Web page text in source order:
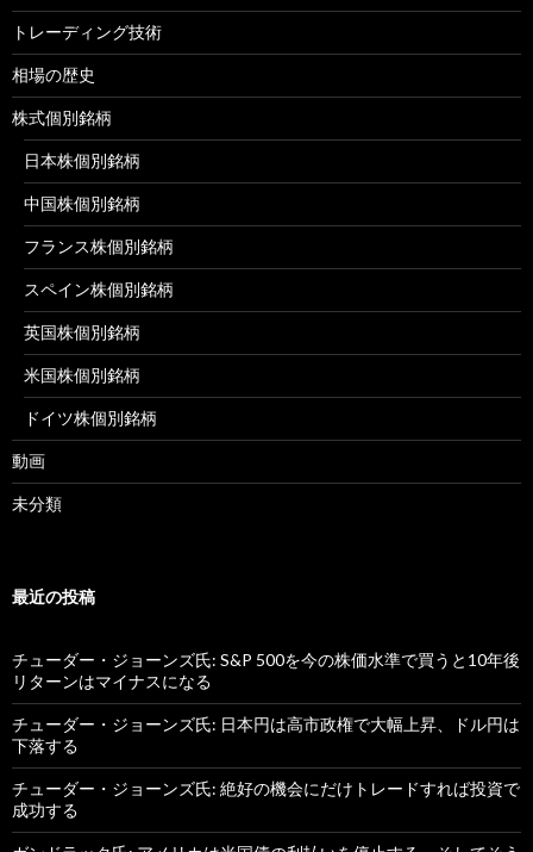
トレーディング技術
相場の歴史
株式個別銘柄
日本株個別銘柄
中国株個別銘柄
フランス株個別銘柄
スペイン株個別銘柄
英国株個別銘柄
米国株個別銘柄
ドイツ株個別銘柄
動画
未分類
最近の投稿
チューダー・ジョーンズ氏: S&P 500を今の株価水準で買うと10年後
リターンはマイナスになる
チューダー・ジョーンズ氏: 日本円は高市政権で大幅上昇、ドル円は
下落する
チューダー・ジョーンズ氏: 絶好の機会にだけトレードすれば投資で
成功する